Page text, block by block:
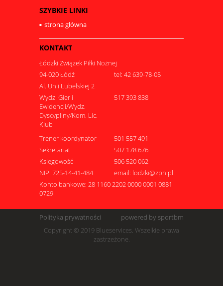
SZYBKIE LINKI
strona główna
KONTAKT
Łódzki Związek Piłki Nożnej
94-020 Łódź
tel: 42 639-78-05
Al. Unii Lubelskiej 2
Wydz. Gier i
Ewidencji/Wydz.
Dyscypliny/Kom. Lic.
Klub
517 393 838
Trener koordynator
501 557 491
Sekretariat
507 178 676
Księgowość
506 520 062
NIP: 725-14-41-484
email: lodzki@zpn.pl
Konto bankowe: 28 1160 2202 0000 0001 0881
0729
Polityka prywatności
powered by sportbm
Copyright © 2019 Blueservices. Wszelkie prawa
zastrzeżone.